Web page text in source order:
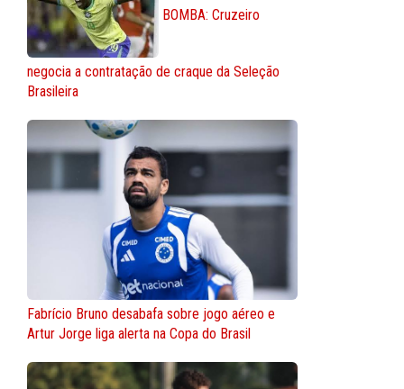
BOMBA: Cruzeiro
negocia a contratação de craque da Seleção
Brasileira
Fabrício Bruno desabafa sobre jogo aéreo e
Artur Jorge liga alerta na Copa do Brasil